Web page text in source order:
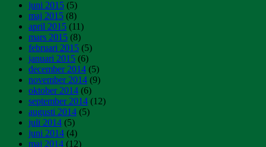
juni 2015 (5)
maj 2015 (8)
april 2015 (11)
mars 2015 (8)
februari 2015 (5)
januari 2015 (6)
december 2014 (5)
november 2014 (9)
oktober 2014 (6)
september 2014 (12)
augusti 2014 (5)
juli 2014 (5)
juni 2014 (4)
maj 2014 (12)